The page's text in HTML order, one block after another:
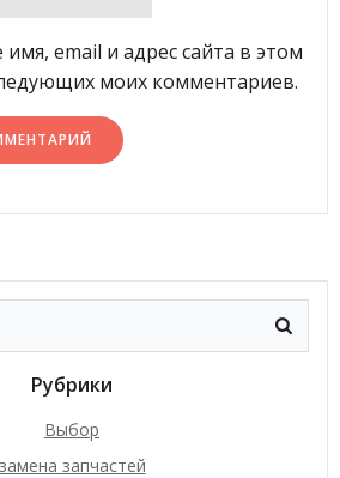
email и адрес сайта в этом
моих комментариев.
Рубрики
Выбор
замена запчастей